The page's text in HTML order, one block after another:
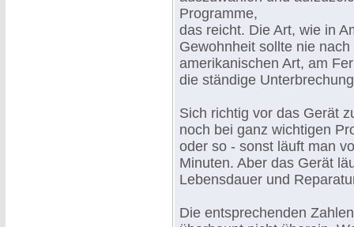
Programme,
das reicht. Die Art, wie in
Gewohnheit sollte nie
amerikanischen Art, am
die ständige
Sich richtig vor das Gerät
noch bei ganz wichtigen
oder so - sonst läuft man
Minuten. Aber das Gerät
Lebensdauer und
Die entsprechenden